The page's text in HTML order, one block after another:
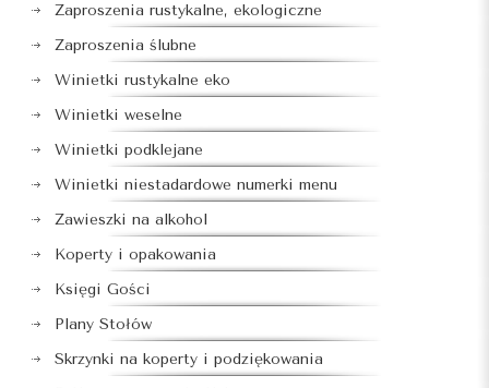
Zaproszenia rustykalne, ekologiczne
Zaproszenia ślubne
Winietki rustykalne eko
Winietki weselne
Winietki podklejane
Winietki niestadardowe numerki menu
Zawieszki na alkohol
Koperty i opakowania
Księgi Gości
Plany Stołów
Skrzynki na koperty i podziękowania